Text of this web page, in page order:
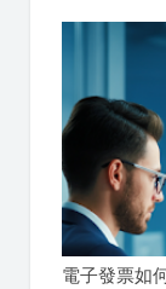
電子發票如